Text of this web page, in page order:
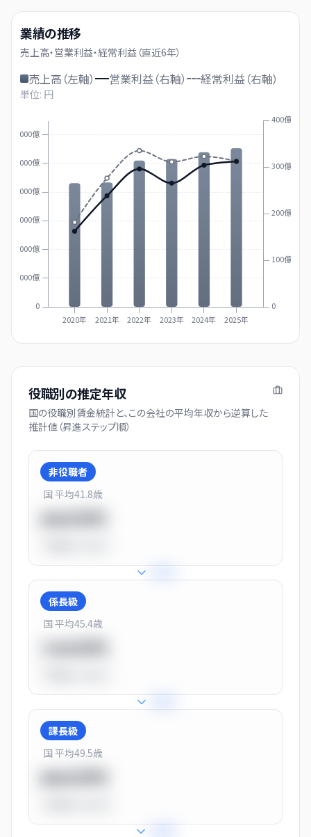
業績の推移
売上高・営業利益・経常利益（直近6年）
売上高（左軸） 営業利益（右軸） 経常利益（右軸）
単位: 円
0
2000億
4000億
6000億
8000億
10000億
12000億
0
100億
200億
300億
400億
2020年 2021年 2022年 2023年 2024年 2025年
役職別の推定年収
国の役職別賃金統計と、この会社の平均年収から逆算した
推計値（昇進ステップ順）
非役職者
国 平均41.8歳
係長級
国 平均45.4歳
課長級
国 平均49.5歳